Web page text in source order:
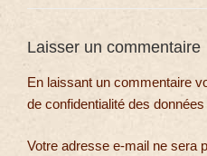
Laisser un commentaire
En laissant un commentaire
de confidentialité des
Votre adresse e-mail ne sera